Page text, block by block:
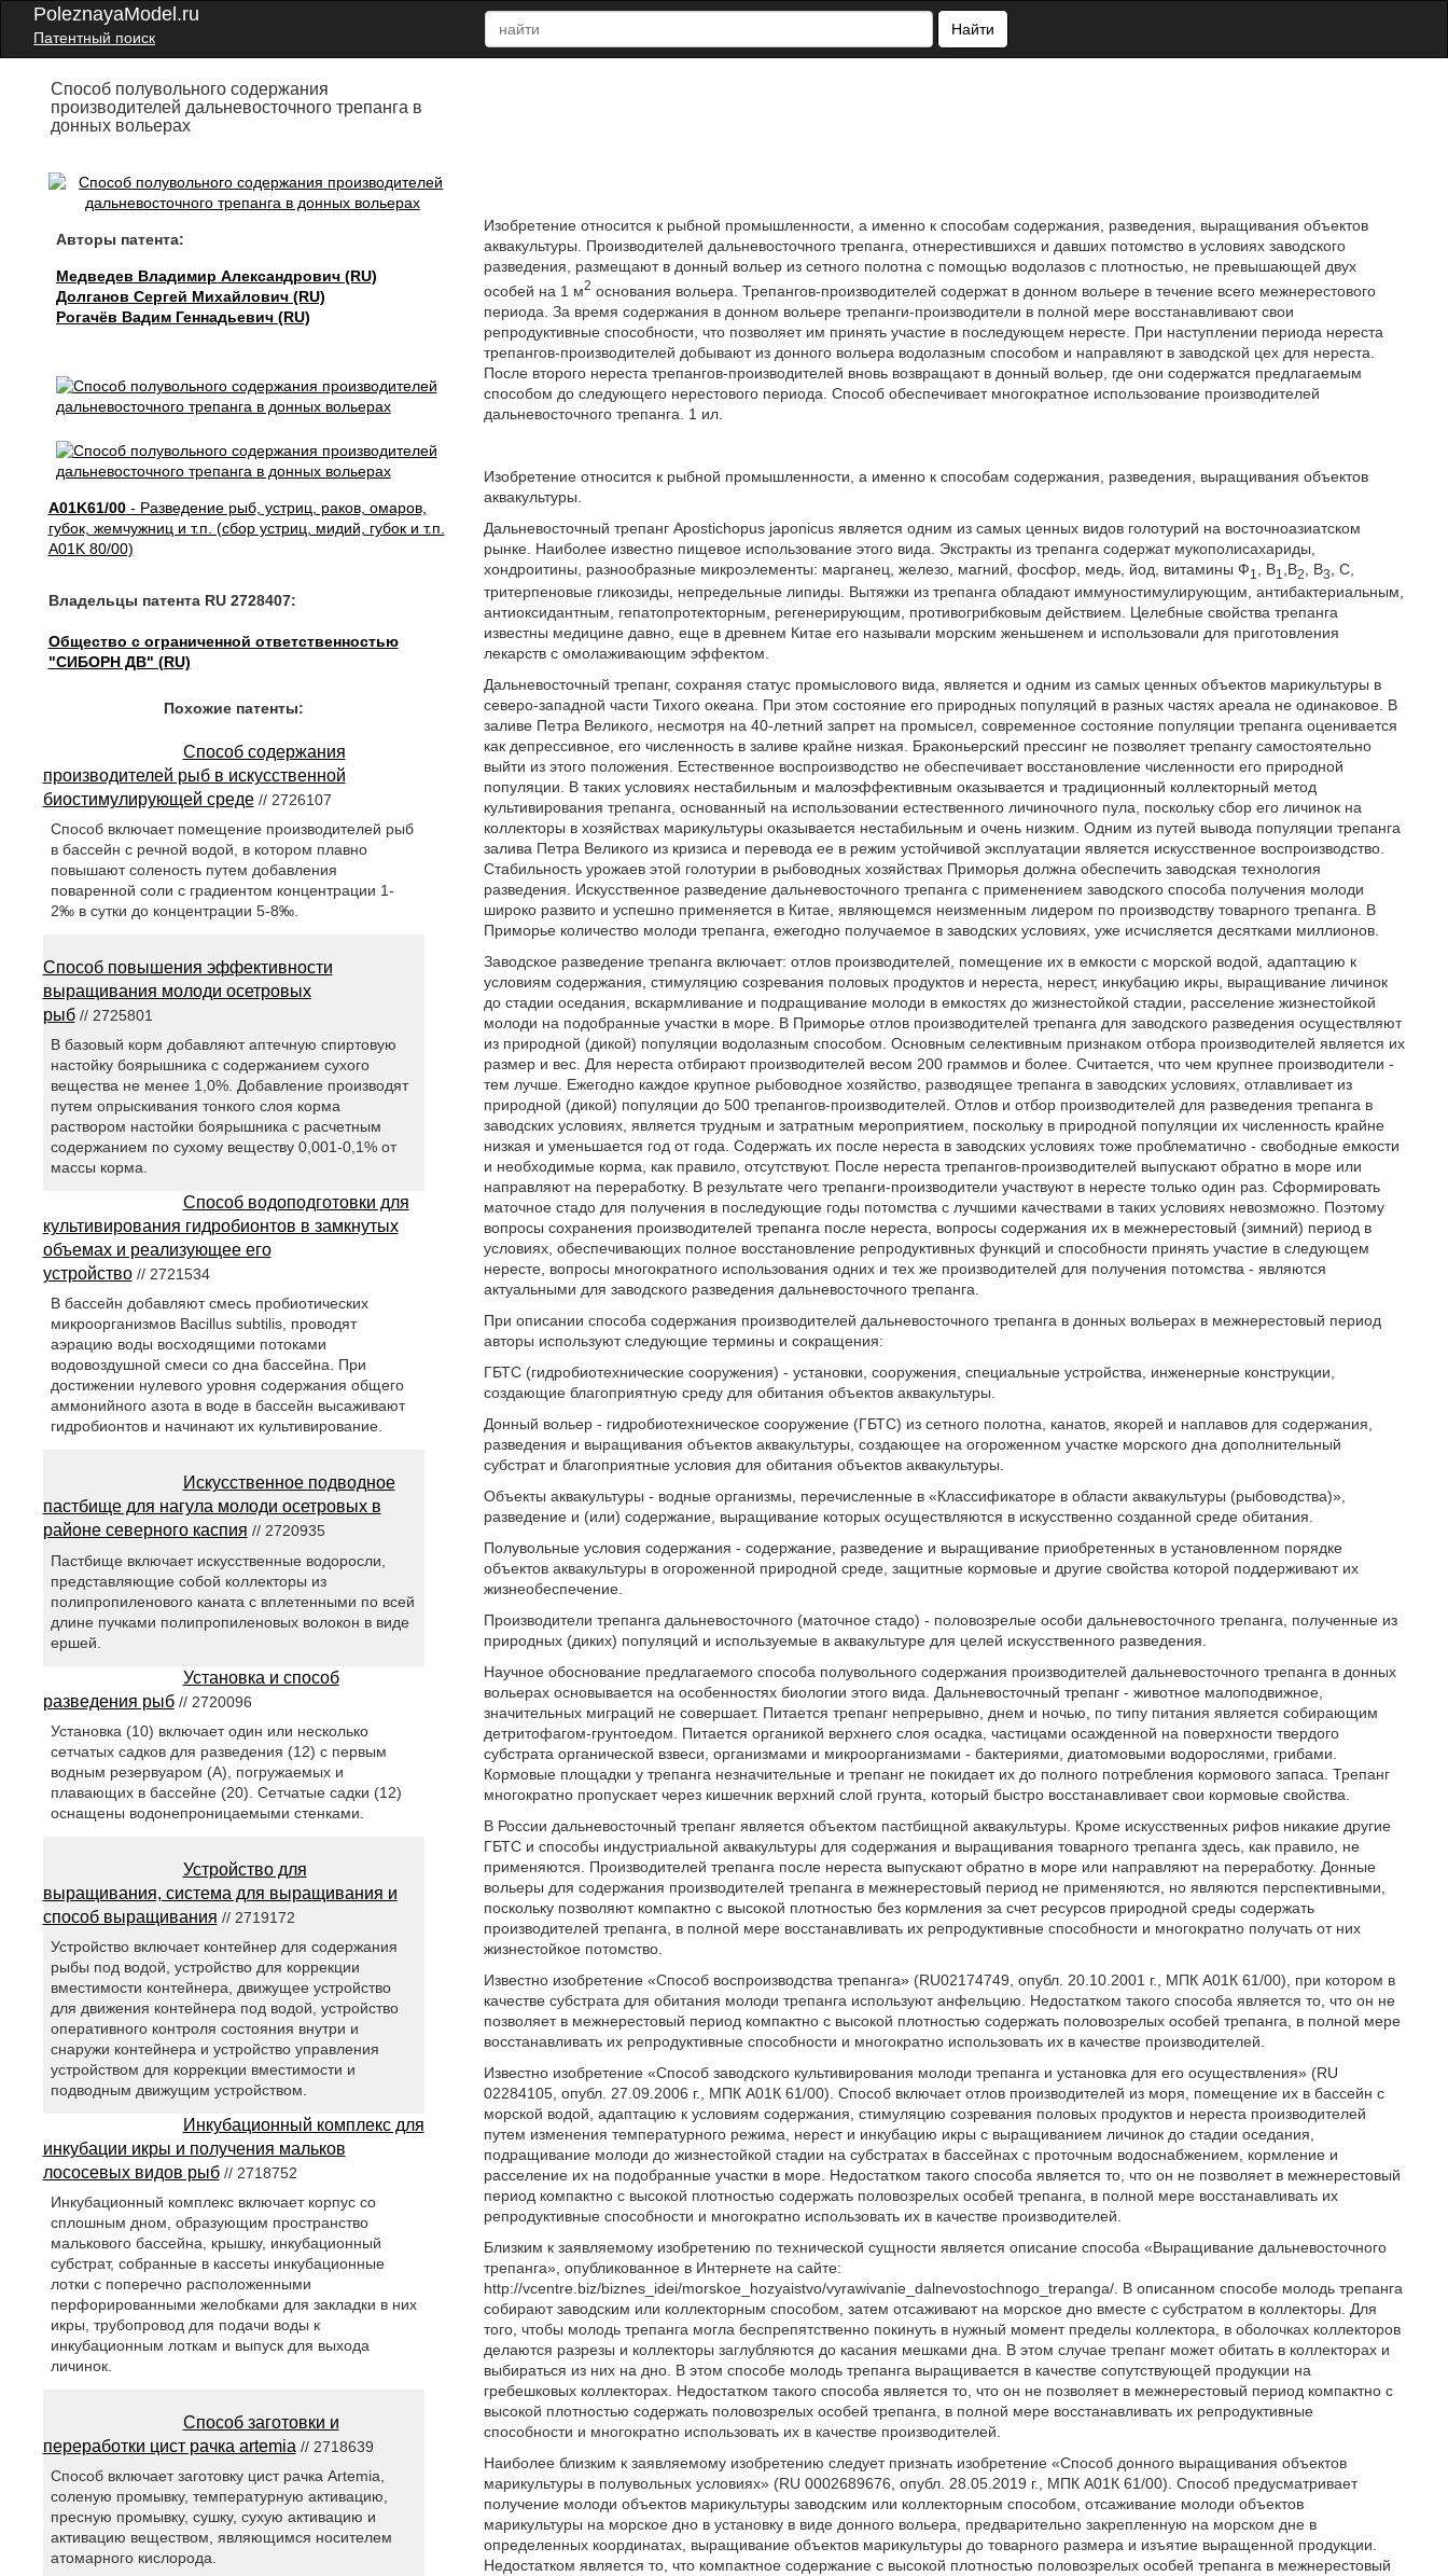
PoleznayaModel.ru
Патентный поиск
Найти
Способ полувольного содержания
производителей дальневосточного трепанга в
донных вольерах
Авторы патента:
Медведев Владимир Александрович (RU)
Долганов Сергей Михайлович (RU)
Рогачёв Вадим Геннадьевич (RU)
A01K61/00- Разведение рыб, устриц, раков, омаров,
губок, жемчужниц и т.п. (сбор устриц, мидий, губок и т.п.
A01K 80/00)
Владельцы патента RU 2728407:
Общество с ограниченной ответственностью
"СИБОРН ДВ" (RU)
Изобретение относится к рыбной промышленности, а именно к способам содержания, разведения, выращивания объектов
аквакультуры. Производителей дальневосточного трепанга, отнерестившихся и давших потомство в условиях заводского
разведения, размещают в донный вольер из сетного полотна с помощью водолазов с плотностью, не превышающей двух
особей на 1 м2 основания вольера. Трепангов-производителей содержат в донном вольере в течение всего межнерестового
периода. За время содержания в донном вольере трепанги-производители в полной мере восстанавливают свои
репродуктивные способности, что позволяет им принять участие в последующем нересте. При наступлении периода нереста
трепангов-производителей добывают из донного вольера водолазным способом и направляют в заводской цех для нереста.
После второго нереста трепангов-производителей вновь возвращают в донный вольер, где они содержатся предлагаемым
способом до следующего нерестового периода. Способ обеспечивает многократное использование производителей
дальневосточного трепанга. 1 ил.
Изобретение относится к рыбной промышленности, а именно к способам содержания, разведения, выращивания объектов
аквакультуры.
Дальневосточный трепанг Apostichopus japonicus является одним из самых ценных видов голотурий на восточноазиатском
рынке. Наиболее известно пищевое использование этого вида. Экстракты из трепанга содержат мукополисахариды,
хондроитины, разнообразные микроэлементы: марганец, железо, магний, фосфор, медь, йод, витамины Ф1 , B1 ,В2 , В3
, С,
тритерпеновые гликозиды, непредельные липиды. Вытяжки из трепанга обладают иммуностимулирующим, антибактериальным,
антиоксидантным, гепатопротекторным, регенерирующим, противогрибковым действием. Целебные свойства трепанга
известны медицине давно, еще в древнем Китае его называли морским женьшенем и использовали для приготовления
лекарств с омолаживающим эффектом.
Дальневосточный трепанг, сохраняя статус промыслового вида, является и одним из самых ценных объектов марикультуры в
северо-западной части Тихого океана. При этом состояние его природных популяций в разных частях ареала не одинаковое. В
заливе Петра Великого, несмотря на 40-летний запрет на промысел, современное состояние популяции трепанга оценивается
как депрессивное, его численность в заливе крайне низкая. Браконьерский прессинг не позволяет трепангу самостоятельно
выйти из этого положения. Естественное воспроизводство не обеспечивает восстановление численности его природной
популяции. В таких условиях нестабильным и малоэффективным оказывается и традиционный коллекторный метод
культивирования трепанга, основанный на использовании естественного личиночного пула, поскольку сбор его личинок на
коллекторы в хозяйствах марикультуры оказывается нестабильным и очень низким. Одним из путей вывода популяции трепанга
залива Петра Великого из кризиса и перевода ее в режим устойчивой эксплуатации является искусственное воспроизводство.
Стабильность урожаев этой голотурии в рыбоводных хозяйствах Приморья должна обеспечить заводская технология
разведения. Искусственное разведение дальневосточного трепанга с применением заводского способа получения молоди
широко развито и успешно применяется в Китае, являющемся неизменным лидером по производству товарного трепанга. В
Приморье количество молоди трепанга, ежегодно получаемое в заводских условиях, уже исчисляется десятками миллионов.
Заводское разведение трепанга включает: отлов производителей, помещение их в емкости с морской водой, адаптацию к
условиям содержания, стимуляцию созревания половых продуктов и нереста, нерест, инкубацию икры, выращивание личинок
до стадии оседания, вскармливание и подращивание молоди в емкостях до жизнестойкой стадии, расселение жизнестойкой
молоди на подобранные участки в море. В Приморье отлов производителей трепанга для заводского разведения осуществляют
из природной (дикой) популяции водолазным способом. Основным селективным признаком отбора производителей является их
размер и вес. Для нереста отбирают производителей весом 200 граммов и более. Считается, что чем крупнее производители -
тем лучше. Ежегодно каждое крупное рыбоводное хозяйство, разводящее трепанга в заводских условиях, отлавливает из
природной (дикой) популяции до 500 трепангов-производителей. Отлов и отбор производителей для разведения трепанга в
заводских условиях, является трудным и затратным мероприятием, поскольку в природной популяции их численность крайне
низкая и уменьшается год от года. Содержать их после нереста в заводских условиях тоже проблематично - свободные емкости
и необходимые корма, как правило, отсутствуют. После нереста трепангов-производителей выпускают обратно в море или
направляют на переработку. В результате чего трепанги-производители участвуют в нересте только один раз. Сформировать
маточное стадо для получения в последующие годы потомства с лучшими качествами в таких условиях невозможно. Поэтому
вопросы сохранения производителей трепанга после нереста, вопросы содержания их в межнерестовый (зимний) период в
условиях, обеспечивающих полное восстановление репродуктивных функций и способности принять участие в следующем
нересте, вопросы многократного использования одних и тех же производителей для получения потомства - являются
актуальными для заводского разведения дальневосточного трепанга.
При описании способа содержания производителей дальневосточного трепанга в донных вольерах в межнерестовый период
авторы используют следующие термины и сокращения:
ГБТС (гидробиотехнические сооружения) - установки, сооружения, специальные устройства, инженерные конструкции,
создающие благоприятную среду для обитания объектов аквакультуры.
Донный вольер - гидробиотехническое сооружение (ГБТС) из сетного полотна, канатов, якорей и наплавов для содержания,
разведения и выращивания объектов аквакультуры, создающее на огороженном участке морского дна дополнительный
субстрат и благоприятные условия для обитания объектов аквакультуры.
Объекты аквакультуры - водные организмы, перечисленные в «Классификаторе в области аквакультуры (рыбоводства)»,
разведение и (или) содержание, выращивание которых осуществляются в искусственно созданной среде обитания.
Полувольные условия содержания - содержание, разведение и выращивание приобретенных в установленном порядке
объектов аквакультуры в огороженной природной среде, защитные кормовые и другие свойства которой поддерживают их
жизнеобеспечение.
Производители трепанга дальневосточного (маточное стадо) - половозрелые особи дальневосточного трепанга, полученные из
природных (диких) популяций и используемые в аквакультуре для целей искусственного разведения.
Научное обоснование предлагаемого способа полувольного содержания производителей дальневосточного трепанга в донных
вольерах основывается на особенностях биологии этого вида. Дальневосточный трепанг - животное малоподвижное,
значительных миграций не совершает. Питается трепанг непрерывно, днем и ночью, по типу питания является собирающим
детритофагом-грунтоедом. Питается органикой верхнего слоя осадка, частицами осажденной на поверхности твердого
субстрата органической взвеси, организмами и микроорганизмами - бактериями, диатомовыми водорослями, грибами.
Кормовые площадки у трепанга незначительные и трепанг не покидает их до полного потребления кормового запаса. Трепанг
многократно пропускает через кишечник верхний слой грунта, который быстро восстанавливает свои кормовые свойства.
В России дальневосточный трепанг является объектом пастбищной аквакультуры. Кроме искусственных рифов никакие другие
ГБТС и способы индустриальной аквакультуры для содержания и выращивания товарного трепанга здесь, как правило, не
применяются. Производителей трепанга после нереста выпускают обратно в море или направляют на переработку. Донные
вольеры для содержания производителей трепанга в межнерестовый период не применяются, но являются перспективными,
поскольку позволяют компактно с высокой плотностью без кормления за счет ресурсов природной среды содержать
производителей трепанга, в полной мере восстанавливать их репродуктивные способности и многократно получать от них
жизнестойкое потомство.
Известно изобретение «Способ воспроизводства трепанга» (RU02174749, опубл. 20.10.2001 г., МПК А01К 61/00), при котором в
качестве субстрата для обитания молоди трепанга используют анфельцию. Недостатком такого способа является то, что он не
позволяет в межнерестовый период компактно с высокой плотностью содержать половозрелых особей трепанга, в полной мере
восстанавливать их репродуктивные способности и многократно использовать их в качестве производителей.
Известно изобретение «Способ заводского культивирования молоди трепанга и установка для его осуществления» (RU
02284105, опубл. 27.09.2006 г., МПК А01К 61/00). Способ включает отлов производителей из моря, помещение их в бассейн с
морской водой, адаптацию к условиям содержания, стимуляцию созревания половых продуктов и нереста производителей
путем изменения температурного режима, нерест и инкубацию икры с выращиванием личинок до стадии оседания,
подращивание молоди до жизнестойкой стадии на субстратах в бассейнах с проточным водоснабжением, кормление и
расселение их на подобранные участки в море. Недостатком такого способа является то, что он не позволяет в межнерестовый
период компактно с высокой плотностью содержать половозрелых особей трепанга, в полной мере восстанавливать их
репродуктивные способности и многократно использовать их в качестве производителей.
Близким к заявляемому изобретению по технической сущности является описание способа «Выращивание дальневосточного
трепанга», опубликованное в Интернете на сайте:
http://vcentre.biz/biznes_idei/morskoe_hozyaistvo/vyrawivanie_dalnevostochnogo_trepanga/. В описанном способе молодь трепанга
собирают заводским или коллекторным способом, затем отсаживают на морское дно вместе с субстратом в коллекторы. Для
того, чтобы молодь трепанга могла беспрепятственно покинуть в нужный момент пределы коллектора, в оболочках коллекторов
делаются разрезы и коллекторы заглубляются до касания мешками дна. В этом случае трепанг может обитать в коллекторах и
выбираться из них на дно. В этом способе молодь трепанга выращивается в качестве сопутствующей продукции на
гребешковых коллекторах. Недостатком такого способа является то, что он не позволяет в межнерестовый период компактно с
высокой плотностью содержать половозрелых особей трепанга, в полной мере восстанавливать их репродуктивные
способности и многократно использовать их в качестве производителей.
Наиболее близким к заявляемому изобретению следует признать изобретение «Способ донного выращивания объектов
марикультуры в полувольных условиях» (RU 0002689676, опубл. 28.05.2019 г., МПК А01К 61/00). Способ предусматривает
получение молоди объектов марикультуры заводским или коллекторным способом, отсаживание молоди объектов
марикультуры на морское дно в установку в виде донного вольера, предварительно закрепленную на морском дне в
определенных координатах, выращивание объектов марикультуры до товарного размера и изъятие выращенной продукции.
Недостатком является то, что компактное содержание с высокой плотностью половозрелых особей трепанга в межнерестовый
Похожие патенты:
Способ содержания
производителей рыб в искусственной
биостимулирующей среде// 2726107
Способ включает помещение производителей рыб
в бассейн с речной водой, в котором плавно
повышают соленость путем добавления
поваренной соли с градиентом концентрации 1-
2‰ в сутки до концентрации 5-8‰.
Способ повышения эффективности
выращивания молоди осетровых
рыб// 2725801
В базовый корм добавляют аптечную спиртовую
настойку боярышника с содержанием сухого
вещества не менее 1,0%. Добавление производят
путем опрыскивания тонкого слоя корма
раствором настойки боярышника с расчетным
содержанием по сухому веществу 0,001-0,1% от
массы корма.
Способ водоподготовки для
культивирования гидробионтов в замкнутых
объемах и реализующее его
устройство// 2721534
В бассейн добавляют смесь пробиотических
микроорганизмов Bacillus subtilis, проводят
аэрацию воды восходящими потоками
водовоздушной смеси со дна бассейна. При
достижении нулевого уровня содержания общего
аммонийного азота в воде в бассейн высаживают
гидробионтов и начинают их культивирование.
Искусственное подводное
пастбище для нагула молоди осетровых в
районе северного каспия // 2720935
Пастбище включает искусственные водоросли,
представляющие собой коллекторы из
полипропиленового каната с вплетенными по всей
длине пучками полипропиленовых волокон в виде
ершей.
Установка и способ
разведения рыб// 2720096
Установка (10) включает один или несколько
сетчатых садков для разведения (12) с первым
водным резервуаром (А), погружаемых и
плавающих в бассейне (20). Сетчатые садки (12)
оснащены водонепроницаемыми стенками.
Устройство для
выращивания, система для выращивания и
способ выращивания // 2719172
Устройство включает контейнер для содержания
рыбы под водой, устройство для коррекции
вместимости контейнера, движущее устройство
для движения контейнера под водой, устройство
оперативного контроля состояния внутри и
снаружи контейнера и устройство управления
устройством для коррекции вместимости и
подводным движущим устройством.
Инкубационный комплекс для
инкубации икры и получения мальков
лососевых видов рыб// 2718752
Инкубационный комплекс включает корпус со
сплошным дном, образующим пространство
малькового бассейна, крышку, инкубационный
субстрат, собранные в кассеты инкубационные
лотки с поперечно расположенными
перфорированными желобками для закладки в них
икры, трубопровод для подачи воды к
инкубационным лоткам и выпуск для выхода
личинок.
Способ заготовки и
переработки цист рачка artemia // 2718639
Способ включает заготовку цист рачка Artemia,
соленую промывку, температурную активацию,
пресную промывку, сушку, сухую активацию и
активацию веществом, являющимся носителем
атомарного кислорода.